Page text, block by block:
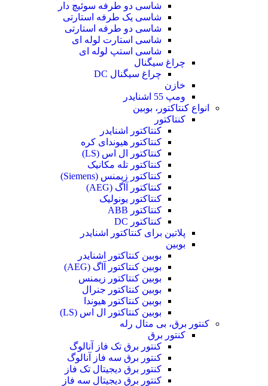
شاسی دو طرفه سوئیچ دار
شاسی یک طرفه استارتی
شاسی دو طرفه استارتی
شاسی استارت لوله ای
شاسی استپ لوله ای
چراغ سیگنال
چراغ سیگنال DC
خازن
ومپ 55 اشنایدر
انواع کنتاکتور، بوبین
کنتاکتور
کنتاکتور اشنایدر
کنتاکتور هیوندای کره
کنتاکتور ال اس (LS)
کنتاکتور تله مکانیک
کنتاکتور زیمنس (Siemens)
کنتاکتور آاگ (AEG)
کنتاکتور یونولیک
کنتاکتور ABB
کنتاکتور DC
پلاتین برای کنتاکتور اشنایدر
بوبین
بوبین کنتاکتور اشنایدر
بوبین کنتاکتور آاگ (AEG)
بوبین کنتاکتور زیمنس
بوبین کنتاکتور جنرال
بوبین کنتاکتور هیوندا
بوبین کنتاکتور ال اس (LS)
کنتور برق، بی متال رله
کنتور برق
کنتور برق تک فاز آنالوگ
کنتور برق سه فاز آنالوگ
کنتور برق دیجیتال تک فاز
کنتور برق دیجیتال سه فاز